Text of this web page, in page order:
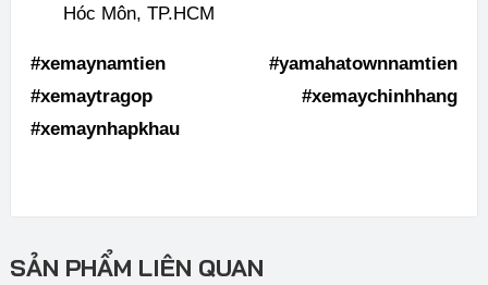
Hóc Môn, TP.HCM
#xemaynamtien #yamahatownnamtien
#xemaytragop #xemaychinhhang
#xemaynhapkhau
SẢN PHẨM LIÊN QUAN